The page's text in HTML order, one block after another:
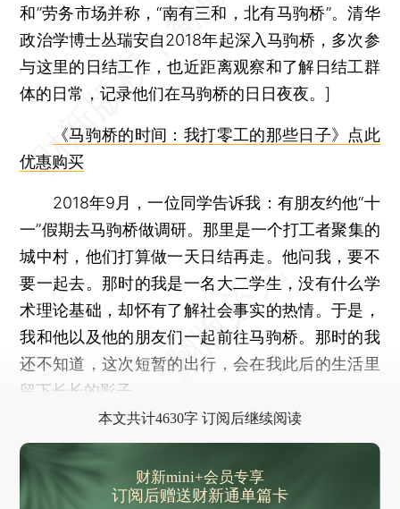
和”劳务市场并称，“南有三和，北有马驹桥”。清华
政治学博士丛瑞安自2018年起深入马驹桥，多次参
与这里的日结工作，也近距离观察和了解日结工群
体的日常，记录他们在马驹桥的日日夜夜。]
《马驹桥的时间：我打零工的那些日子》点此
优惠购买
2018年9月，一位同学告诉我：有朋友约他“十
一”假期去马驹桥做调研。那里是一个打工者聚集的
城中村，他们打算做一天日结再走。他问我，要不
要一起去。那时的我是一名大二学生，没有什么学
术理论基础，却怀有了解社会事实的热情。于是，
我和他以及他的朋友们一起前往马驹桥。那时的我
还不知道，这次短暂的出行，会在我此后的生活里
留下长长的影子。
本文共计4630字 订阅后继续阅读
财新mini+会员专享
订阅后赠送财新通单篇卡